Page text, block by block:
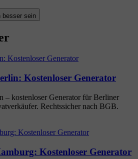
besser sein
Kostenloser Generator
– kostenloser Generator für Berliner
Rechtssicher nach BGB.
Kostenloser Generator